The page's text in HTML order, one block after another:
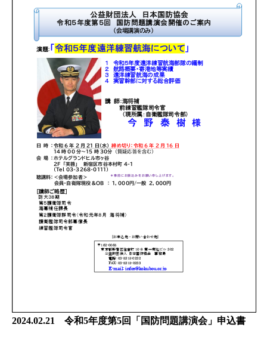
2024.02.21 令和5年度第5回「国防問題講演会」申込書